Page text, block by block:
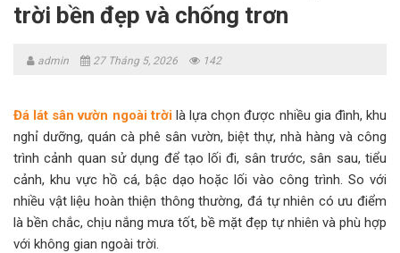
trời bền đẹp và chống trơn
admin 27 Tháng 5, 2026 142
Đá lát sân vườn ngoài trờilà lựa chọn được nhiều gia đình, khu
nghỉ dưỡng, quán cà phê sân vườn, biệt thự, nhà hàng và công
trình cảnh quan sử dụng để tạo lối đi, sân trước, sân sau, tiểu
cảnh, khu vực hồ cá, bậc dạo hoặc lối vào công trình. So với
nhiều vật liệu hoàn thiện thông thường, đá tự nhiên có ưu điểm
là bền chắc, chịu nắng mưa tốt, bề mặt đẹp tự nhiên và phù hợp
với không gian ngoài trời.